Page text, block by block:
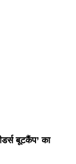
बूटकैंप’ का